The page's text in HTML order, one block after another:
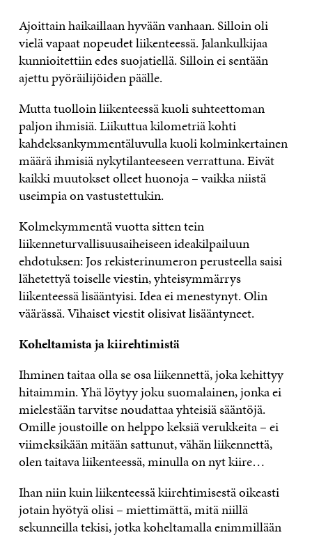
Ajoittain haikaillaan hyvään vanhaan. Silloin oli
vielä vapaat nopeudet liikenteessä. Jalankulkijaa
kunnioitettiin edes suojatiellä. Silloin ei sentään
ajettu pyöräilijöiden päälle.
Mutta tuolloin liikenteessä kuoli suhteettoman
paljon ihmisiä. Liikuttua kilometriä kohti
kahdeksankymmentäluvulla kuoli kolminkertainen
määrä ihmisiä nykytilanteeseen verrattuna. Eivät
kaikki muutokset olleet huonoja – vaikka niistä
useimpia on vastustettukin.
Kolmekymmentä vuotta sitten tein
liikenneturvallisuusaiheiseen ideakilpailuun
ehdotuksen: Jos rekisterinumeron perusteella saisi
lähetettyä toiselle viestin, yhteisymmärrys
liikenteessä lisääntyisi. Idea ei menestynyt. Olin
väärässä. Vihaiset viestit olisivat lisääntyneet.
Koheltamista ja kiirehtimistä
Ihminen taitaa olla se osa liikennettä, joka kehittyy
hitaimmin. Yhä löytyy joku suomalainen, jonka ei
mielestään tarvitse noudattaa yhteisiä sääntöjä.
Omille joustoille on helppo keksiä verukkeita – ei
viimeksikään mitään sattunut, vähän liikennettä,
olen taitava liikenteessä, minulla on nyt kiire…
Ihan niin kuin liikenteessä kiirehtimisestä oikeasti
jotain hyötyä olisi – miettimättä, mitä niillä
sekunneilla tekisi, jotka koheltamalla enimmillään